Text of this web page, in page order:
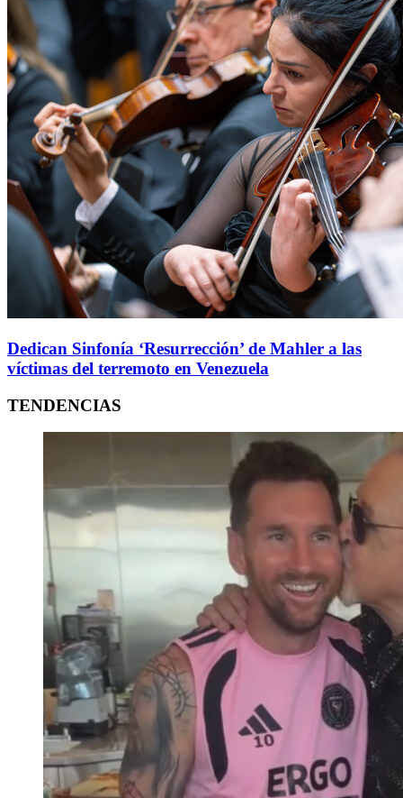
Dedican Sinfonía ‘Resurrección’ de Mahler a las
víctimas del terremoto en Venezuela
TENDENCIAS